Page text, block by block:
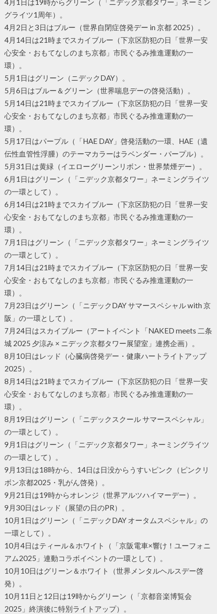
4月1日は19時からグリーン（「ニデック京都タワー」ネーミン
グライツ1周年）。
4月2日と3日はブルー（世界自閉症啓発デー in 京都 2025）。
4月14日は21時までスカイブルー（下京区防犯の日「世界一安
心安全・おもてなしのまち京都」市民ぐるみ推進運動の一
環）。
5月1日はグリーン（ニデックDAY）。
5月6日はブルー＆グリーン（世界喘息デーの啓発活動）。
5月14日は21時までスカイブルー（下京区防犯の日「世界一安
心安全・おもてなしのまち京都」市民ぐるみ推進運動の一
環）。
5月17日はパープル（「HAE DAY」啓発活動の一環、HAE（遺
伝性血管性浮腫）のテーマカラーはラベンダー・パープル）。
5月31日は黄緑（イエローグリーンリボン・世界禁煙デー）。
6月1日はグリーン（「ニデック京都タワー」ネーミングライツ
の一環として）。
6月14日は21時までスカイブルー（下京区防犯の日「世界一安
心安全・おもてなしのまち京都」市民ぐるみ推進運動の一
環）。
7月1日はグリーン（「ニデック京都タワー」ネーミングライツ
の一環として）。
7月14日は21時までスカイブルー（下京区防犯の日「世界一安
心安全・おもてなしのまち京都」市民ぐるみ推進運動の一
環）。
7月23日はグリーン（「ニデックDAY サマースペシャル with 京
阪」の一環として）。
7月24日はスカイブルー（アートイベント「NAKED meets 二条
城 2025 夕涼み × ニデック京都タワー展望室」連携企画）。
8月10日はレッド（心臓病啓発デー・健康ハートライトアップ
2025）。
8月14日は21時までスカイブルー（下京区防犯の日「世界一安
心安全・おもてなしのまち京都」市民ぐるみ推進運動の一
環）。
8月19日はグリーン（「ニデックスクール サマースペシャル」
の一環として）。
9月1日はグリーン（「ニデック京都タワー」ネーミングライツ
の一環として）。
9月13日は18時から、14日は日没からうすいピンク（ピンクリ
ボン京都2025・乳がん啓発）。
9月21日は19時からオレンジ（世界アルツハイマーデー）。
9月30日はレッド（展望の日のPR）。
10月1日はグリーン（「ニデックDAY オータムスペシャル」の
一環として）。
10月4日はティール＆ホワイト（「京阪電車×響け！ユーフォニ
アム2025」連動コラボイベントの一環として）。
10月10日はグリーン＆ホワイト（世界メンタルヘルスデー啓
発）。
10月11日と12日は19時からグリーン（「京都音楽博覧会
2025」終演後に特別ライトアップ）。